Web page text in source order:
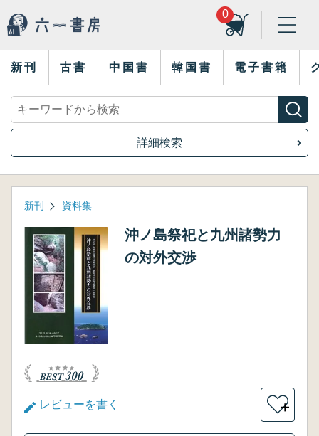
0
新刊 古書 中国書 韓国書 電子書籍
詳細検索
新刊 資料集
沖ノ島祭祀と九州諸勢力
の対外交渉
レビューを書く ＋